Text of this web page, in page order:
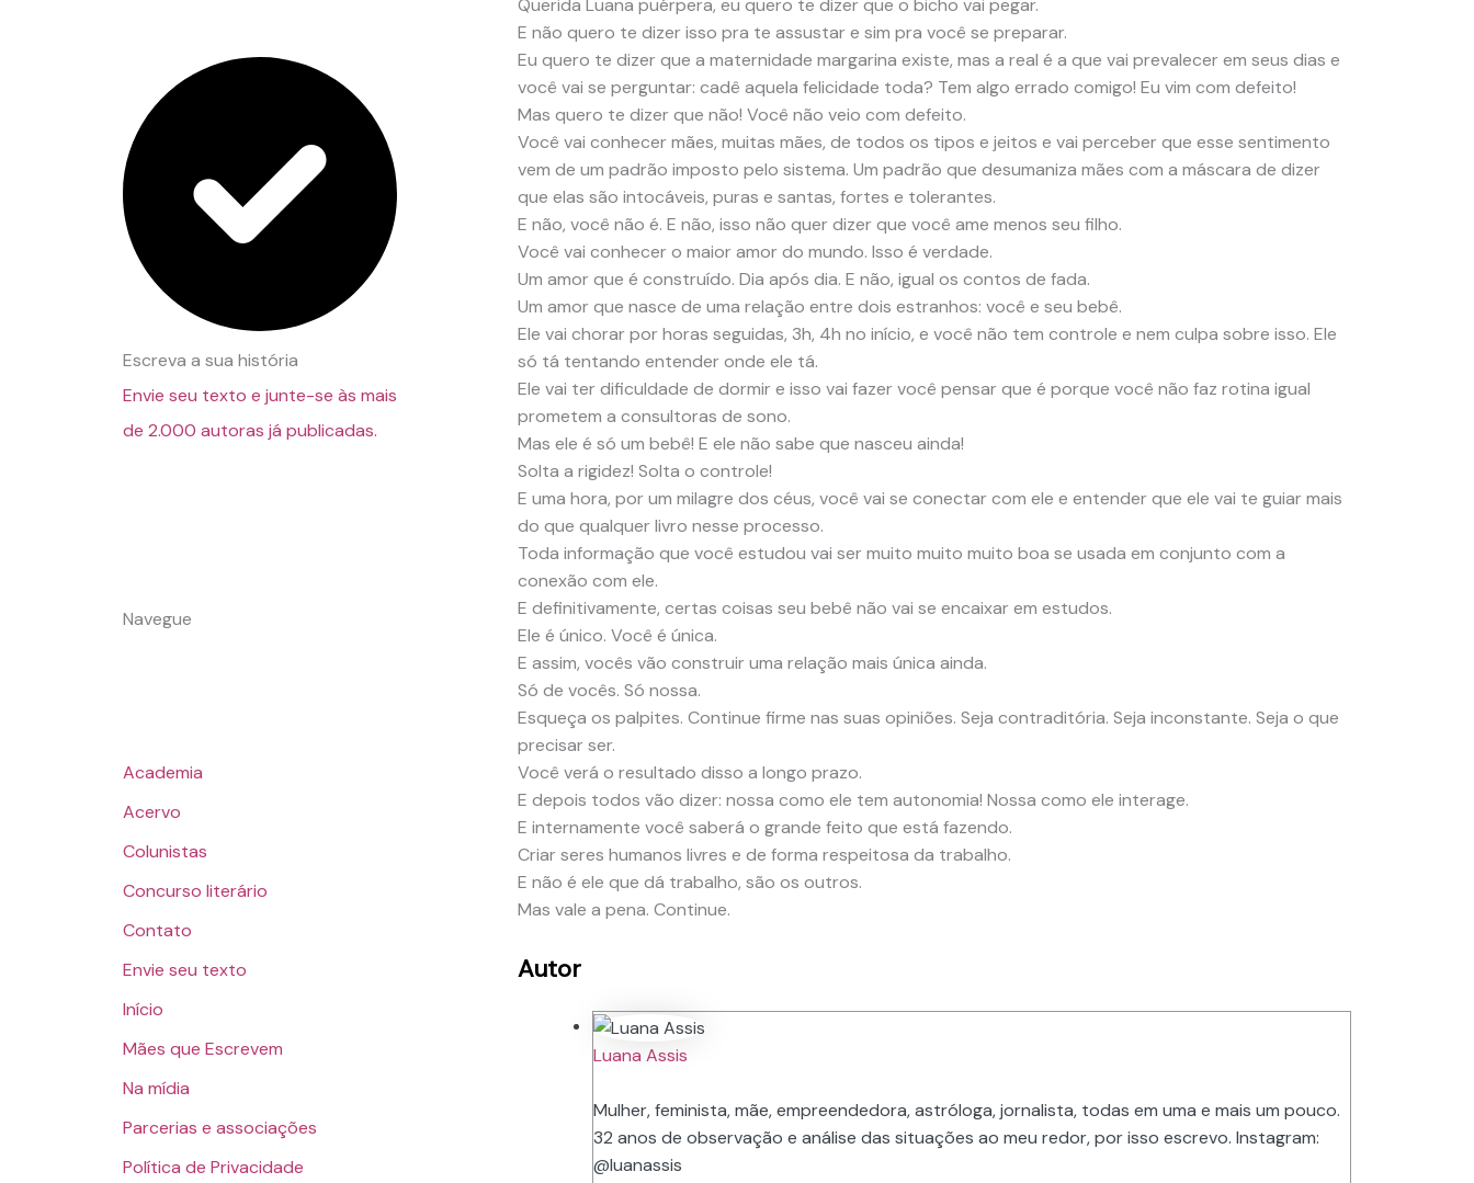
Escreva a sua história
Envie seu texto e junte-se às mais
de 2.000 autoras já publicadas.
Navegue
Academia
Acervo
Colunistas
Concurso literário
Contato
Envie seu texto
Início
Mães que Escrevem
Na mídia
Parcerias e associações
Política de Privacidade
Querida Luana puérpera, eu quero te dizer que o bicho vai pegar.
E não quero te dizer isso pra te assustar e sim pra você se preparar.
Eu quero te dizer que a maternidade margarina existe, mas a real é a que vai prevalecer em seus dias e
você vai se perguntar: cadê aquela felicidade toda? Tem algo errado comigo! Eu vim com defeito!
Mas quero te dizer que não! Você não veio com defeito.
Você vai conhecer mães, muitas mães, de todos os tipos e jeitos e vai perceber que esse sentimento
vem de um padrão imposto pelo sistema. Um padrão que desumaniza mães com a máscara de dizer
que elas são intocáveis, puras e santas, fortes e tolerantes.
E não, você não é. E não, isso não quer dizer que você ame menos seu filho.
Você vai conhecer o maior amor do mundo. Isso é verdade.
Um amor que é construído. Dia após dia. E não, igual os contos de fada.
Um amor que nasce de uma relação entre dois estranhos: você e seu bebê.
Ele vai chorar por horas seguidas, 3h, 4h no início, e você não tem controle e nem culpa sobre isso. Ele
só tá tentando entender onde ele tá.
Ele vai ter dificuldade de dormir e isso vai fazer você pensar que é porque você não faz rotina igual
prometem a consultoras de sono.
Mas ele é só um bebê! E ele não sabe que nasceu ainda!
Solta a rigidez! Solta o controle!
E uma hora, por um milagre dos céus, você vai se conectar com ele e entender que ele vai te guiar mais
do que qualquer livro nesse processo.
Toda informação que você estudou vai ser muito muito muito boa se usada em conjunto com a
conexão com ele.
E definitivamente, certas coisas seu bebê não vai se encaixar em estudos.
Ele é único. Você é única.
E assim, vocês vão construir uma relação mais única ainda.
Só de vocês. Só nossa.
Esqueça os palpites. Continue firme nas suas opiniões. Seja contraditória. Seja inconstante. Seja o que
precisar ser.
Você verá o resultado disso a longo prazo.
E depois todos vão dizer: nossa como ele tem autonomia! Nossa como ele interage.
E internamente você saberá o grande feito que está fazendo.
Criar seres humanos livres e de forma respeitosa da trabalho.
E não é ele que dá trabalho, são os outros.
Mas vale a pena. Continue.
Autor
Luana Assis
Mulher, feminista, mãe, empreendedora, astróloga, jornalista, todas em uma e mais um pouco.
32 anos de observação e análise das situações ao meu redor, por isso escrevo. Instagram:
@luanassis